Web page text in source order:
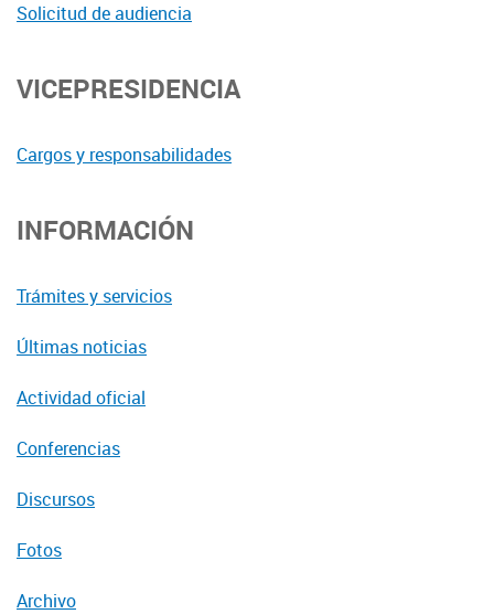
Solicitud de audiencia
VICEPRESIDENCIA
Cargos y responsabilidades
INFORMACIÓN
Trámites y servicios
Últimas noticias
Actividad oficial
Conferencias
Discursos
Fotos
Archivo